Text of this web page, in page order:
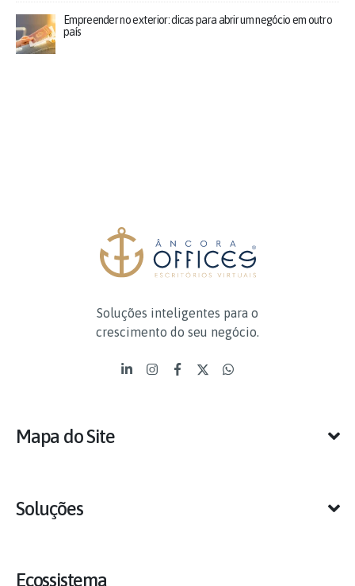
Empreender no exterior: dicas para abrir um negócio em outro
país
Soluções inteligentes para o
crescimento do seu negócio.
Mapa do Site
Soluções
Ecossistema